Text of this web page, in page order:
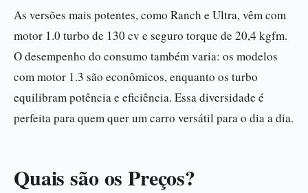
As versões mais potentes, como Ranch e Ultra, vêm com
motor 1.0 turbo de 130 cv e seguro torque de 20,4 kgfm.
O desempenho do consumo também varia: os modelos
com motor 1.3 são econômicos, enquanto os turbo
equilibram potência e eficiência. Essa diversidade é
perfeita para quem quer um carro versátil para o dia a dia.
Quais são os Preços?